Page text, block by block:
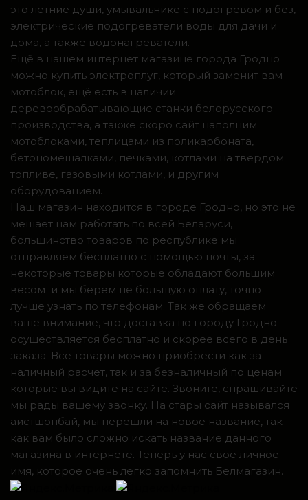
это летние души, умывальнике с подогревом и без,
электрические подогреватели воды для дачи и
дома, а также водонагреватели.
Ещё в нашем интернет магазине города Гродно
можно купить электроплуг, который заменит вам
мотоблок, ещё есть в наличии
деревообрабатывающие станки белорусского
производства, а также скоро сайт наполним
мотоблоками, теплицами из поликарбоната,
бетономешалками, печками, котлами на твердом
топливе, газовыми котлами, и другим
оборудованием.
Наш магазин находится в городе Гродно, но это не
мешает нам работать по всей Беларуси,
большинство товаров по республике мы
отправляем бесплатно с помощью почты, за
некоторые товары которые обладают большим
весом и мы берем не большую оплату, точно
лучше узнать по телефонам. Так же обращаем
ваше внимание, что доставка по городу Гродно
осуществляется бесплатно и скорее всего в день
заказа. Все товары можно приобрести как за
наличный расчет, так и за безналичный по ценам
которые вы видите на сайте. Звоните, спрашивайте
мы рады вашему звонку. На стары сайт назывался
аистшопбай, мы перешли на новое название, так
как вам было сложно искать название данного
магазина в интернете. Теперь у нас свое личное
имя, которое очень легко запомнить Белмагазин.